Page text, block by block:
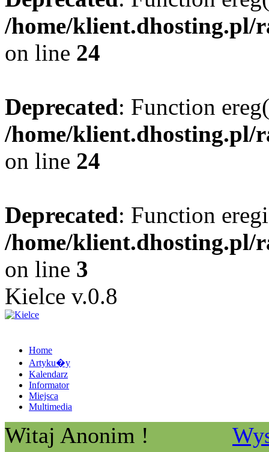
/home/klient.dhosting.pl/
on line 24
Deprecated: Function
/home/klient.dhosting.pl/
on line 24
Deprecated: Function
/home/klient.dhosting.pl/
on line 3
Kielce v.0.8
Home
Artyku�y
Kalendarz
Informator
Miejsca
Multimedia
Witaj Anonim !